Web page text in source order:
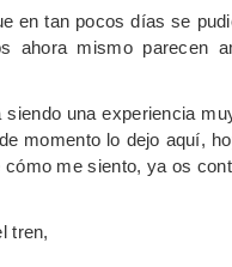
en tan pocos días se
ahora mismo parecen
siendo una experiencia
momento lo dejo aquí,
cómo me siento, ya os
tren,